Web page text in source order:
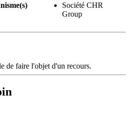
Société CHR
Group
de faire l'objet d'un recours.